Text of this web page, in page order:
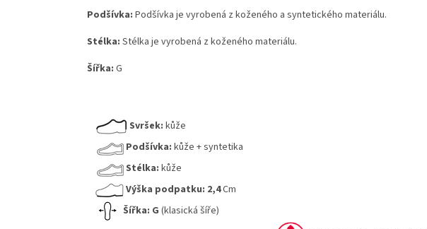
Podšívka: Podšívka je vyrobená z koženého a syntetického materiálu.
Stélka: Stélka je vyrobená z koženého materiálu.
Šířka: G
Svršek: kůže
Podšívka: kůže + syntetika
Stélka: kůže
Výška podpatku: 2,4Cm
Šířka: G (klasická šíře)